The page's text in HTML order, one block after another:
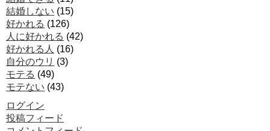
結婚しない (15)
好かれる (126)
人に好かれる (42)
好かれる人 (16)
自分のウリ (3)
モテる (49)
モテない (43)
ログイン
投稿フィード